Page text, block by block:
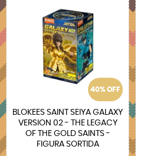
40% OFF
BLOKEES SAINT SEIYA GALAXY
VERSION 02 - THE LEGACY
OF THE GOLD SAINTS -
FIGURA SORTIDA